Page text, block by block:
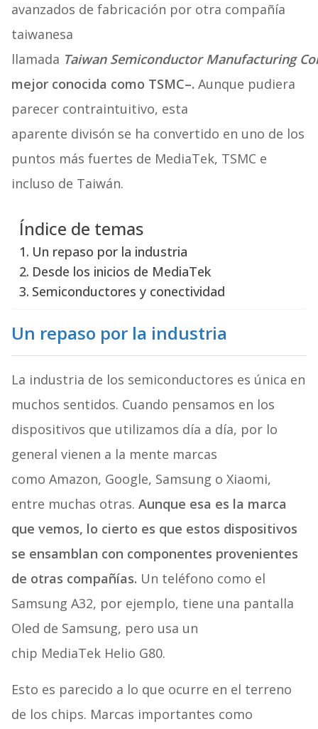
avanzados de fabricación por otra compañía
taiwanesa
llamada Taiwan Semiconductor Manufacturing
mejor conocida como TSMC–. Aunque pudiera
parecer contraintuitivo, esta
aparente divisón se ha convertido en uno de los
puntos más fuertes de MediaTek, TSMC e
incluso de Taiwán.
Índice de temas
Un repaso por la industria
Desde los inicios de MediaTek
Semiconductores y conectividad
Un repaso por la industria
La industria de los semiconductores es única en
muchos sentidos. Cuando pensamos en los
dispositivos que utilizamos día a día, por lo
general vienen a la mente marcas
como Amazon, Google, Samsung o Xiaomi,
entre muchas otras. Aunque esa es la marca
que vemos, lo cierto es que estos dispositivos
se ensamblan con componentes provenientes
de otras compañías. Un teléfono como el
Samsung A32, por ejemplo, tiene una pantalla
Oled de Samsung, pero usa un
chip MediaTek Helio G80.
Esto es parecido a lo que ocurre en el terreno
de los chips. Marcas importantes como